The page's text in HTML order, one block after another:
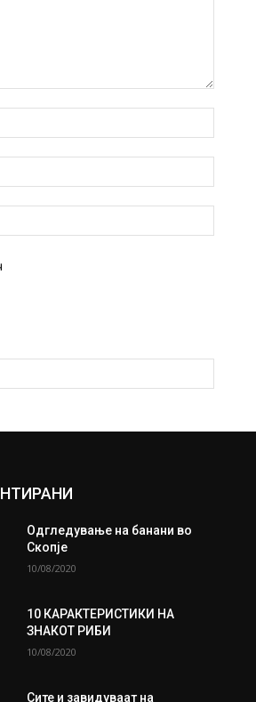
страна:
Одгледување на банани во
Скопје
10/08/2020
10 КАРАКТЕРИСТИКИ НА
ЗНАКОТ РИБИ
10/08/2020
Сите и завидуваат на